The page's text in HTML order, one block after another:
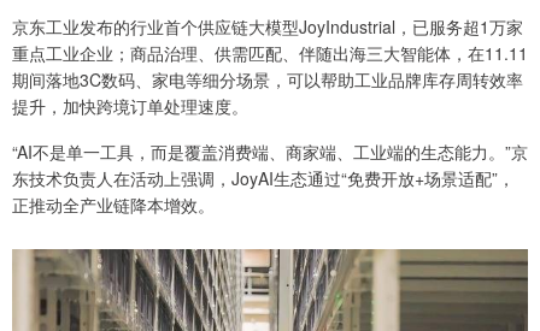
京东工业发布的行业首个供应链大模型JoyIndustrial，已服务超1万家
重点工业企业；商品治理、供需匹配、伴随出海三大智能体，在11.11
期间落地3C数码、家电等细分场景，可以帮助工业品牌库存周转效率
提升，加快跨境订单处理速度。
“AI不是单一工具，而是覆盖消费端、商家端、工业端的生态能力。”京
东技术负责人在活动上强调，JoyAI生态通过“免费开放+场景适配”，
正推动全产业链降本增效。